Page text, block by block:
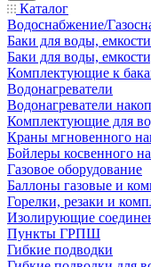
Каталог
Водоснабжение/
Баки для воды, емкости
Баки для воды,
Комплектующие к
Водонагреватели
Водонагреватели
Комплектующие для
Краны мгновенного
Бойлеры косвенного
Газовое оборудование
Баллоны газовые и
Горелки, резаки и
Изолирующие
Пункты ГРПШ
Гибкие подводки